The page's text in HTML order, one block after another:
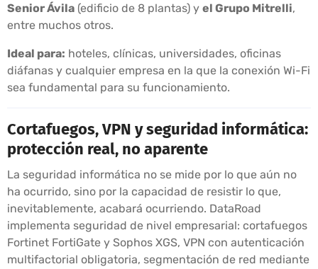
Senior Ávila (edificio de 8 plantas) y el Grupo Mitrelli,
entre muchos otros.
Ideal para: hoteles, clínicas, universidades, oficinas
diáfanas y cualquier empresa en la que la conexión Wi-Fi
sea fundamental para su funcionamiento.
Cortafuegos, VPN y seguridad informática:
protección real, no aparente
La seguridad informática no se mide por lo que aún no
ha ocurrido, sino por la capacidad de resistir lo que,
inevitablemente, acabará ocurriendo. DataRoad
implementa seguridad de nivel empresarial: cortafuegos
Fortinet FortiGate y Sophos XGS, VPN con autenticación
multifactorial obligatoria, segmentación de red mediante